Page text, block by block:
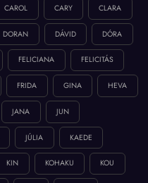
CAROL CARY CLARA
DORAN DÁVID DÓRA
FELICIANA FELICITÁS
FRIDA GINA HEVA
JANA JUN
JÚLIA KAEDE
KIN KOHAKU KOU